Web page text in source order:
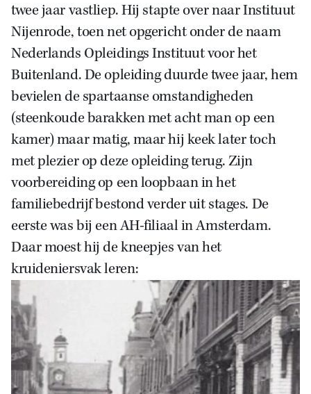
twee jaar vastliep. Hij stapte over naar Instituut
Nijenrode, toen net opgericht onder de naam
Nederlands Opleidings Instituut voor het
Buitenland. De opleiding duurde twee jaar, hem
bevielen de spartaanse omstandigheden
(steenkoude barakken met acht man op een
kamer) maar matig, maar hij keek later toch
met plezier op deze opleiding terug. Zijn
voorbereiding op een loopbaan in het
familiebedrijf bestond verder uit stages. De
eerste was bij een AH-filiaal in Amsterdam.
Daar moest hij de kneepjes van het
kruideniersvak leren: